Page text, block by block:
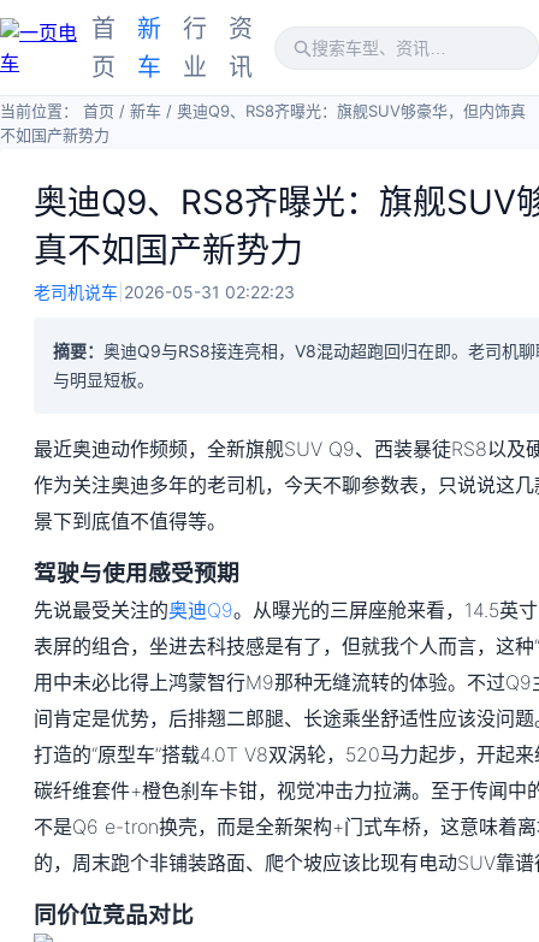
首
页
新
车
行
业
资
讯
当前位置： 首页 / 新车 / 奥迪Q9、RS8齐曝光：旗舰SUV够豪华，但内饰真
不如国产新势力
奥迪Q9、RS8齐曝光：旗舰SUV
真不如国产新势力
老司机说车 2026-05-31 02:22:23
摘要： 奥迪Q9与RS8接连亮相，V8混动超跑回归在即。老司机
与明显短板。
最近奥迪动作频频，全新旗舰SUV Q9、西装暴徒RS8以及
作为关注奥迪多年的老司机，今天不聊参数表，只说说这
景下到底值不值得等。
驾驶与使用感受预期
先说最受关注的奥迪Q9。从曝光的三屏座舱来看，14.5英
表屏的组合，坐进去科技感是有了，但就我个人而言，这种
用中未必比得上鸿蒙智行M9那种无缝流转的体验。不过
间肯定是优势，后排翘二郎腿、长途乘坐舒适性应该没问
打造的“原型车”搭载4.0T V8双涡轮，520马力起步，开起
碳纤维套件+橙色刹车卡钳，视觉冲击力拉满。至于传闻中
不是Q6 e-tron换壳，而是全新架构+门式车桥，这意味着
的，周末跑个非铺装路面、爬个坡应该比现有电动SUV靠
同价位竞品对比